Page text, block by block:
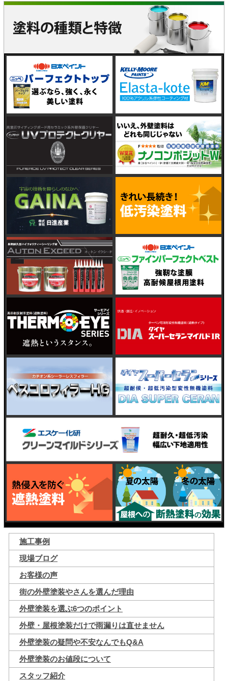
施工事例
現場ブログ
お客様の声
街の外壁塗装やさんを選んだ理由
外壁塗装を選ぶ6つのポイント
外壁・屋根塗装だけで雨漏りは直せません
外壁塗装の疑問や不安なんでもQ&A
外壁塗装のお値段について
スタッフ紹介